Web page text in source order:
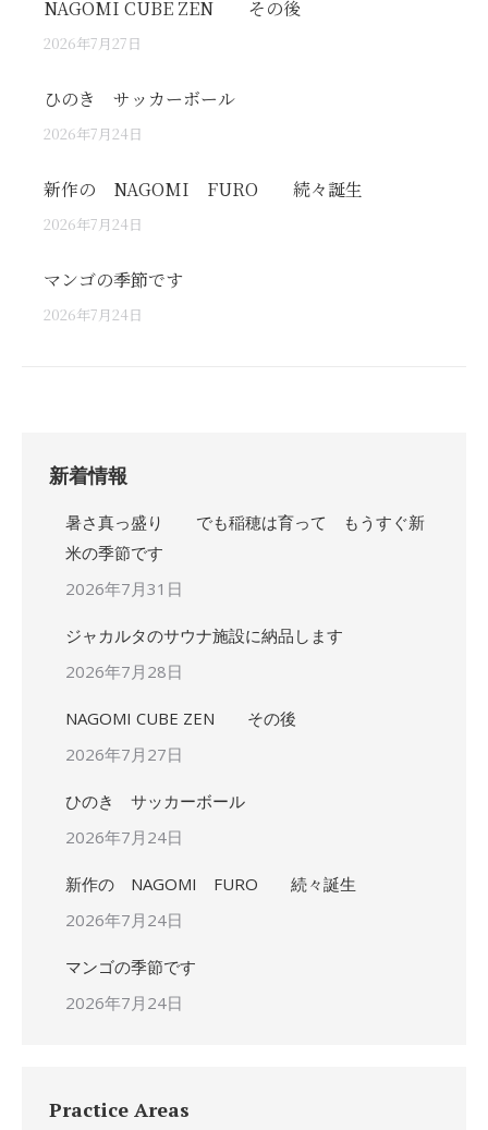
NAGOMI CUBE ZEN その後
2026年7月27日
ひのき サッカーボール
2026年7月24日
新作の NAGOMI FURO 続々誕生
2026年7月24日
マンゴの季節です
2026年7月24日
新着情報
暑さ真っ盛り でも稲穂は育って もうすぐ新
米の季節です
2026年7月31日
ジャカルタのサウナ施設に納品します
2026年7月28日
NAGOMI CUBE ZEN その後
2026年7月27日
ひのき サッカーボール
2026年7月24日
新作の NAGOMI FURO 続々誕生
2026年7月24日
マンゴの季節です
2026年7月24日
Practice Areas